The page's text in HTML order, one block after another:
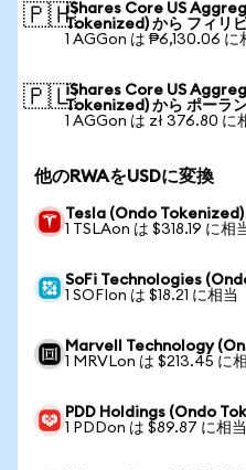
🇵🇭iShares Core US
Tokenized) から フィリ
1 AGGon は ₱6,130.06 に
🇵🇱iShares Core US
Tokenized) から ポーラ
1 AGGon は zł 376.80 に
他のRWAをUSDに変換
Tesla (Ondo Tokenized)
1 TSLAon は $318.19 に相
SoFi Technologies
1 SOFIon は $18.21 に相当
Marvell Technology
1 MRVLon は $213.45 に
PDD Holdings (Ondo
1 PDDon は $89.87 に相当